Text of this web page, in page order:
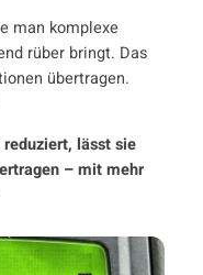
man komplexe
rüber bringt. Das
übertragen.
lässt sie
– mit mehr